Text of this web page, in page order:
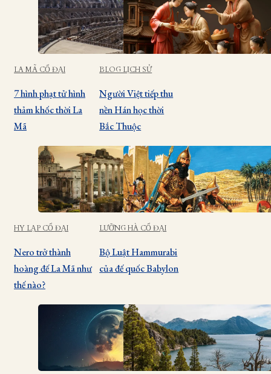
LA MÃ CỔ ĐẠI
7 hình phạt tử hình
thảm khốc thời La
Mã
BLOG LỊCH SỬ
Người Việt tiếp thu
nền Hán học thời
Bắc Thuộc
HY LẠP CỔ ĐẠI
Nero trở thành
hoàng đế La Mã như
thế nào?
LƯỠNG HÀ CỔ ĐẠI
Bộ Luật Hammurabi
của đế quốc Babylon